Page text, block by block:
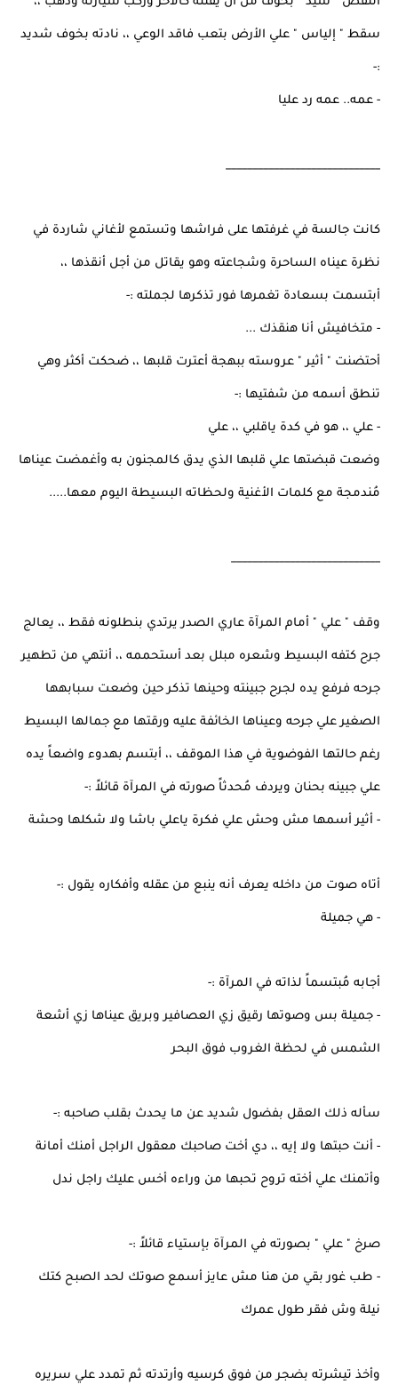
سقط " إلياس " علي الأرض بتعب فاقد الوعي ،، نادته بخوف شديد
:-
- عمه.. عمه رد عليا
_____________________________
كانت جالسة في غرفتها على فراشها وتستمع لأغاني شاردة في
نظرة عيناه الساحرة وشجاعته وهو يقاتل من أجل أنقذها ،،
أبتسمت بسعادة تغمرها فور تذكرها لجملته :-
- متخافيش أنا هنقذك ...
أحتضنت " أثير " عروسته ببهجة أعترت قلبها ،، ضحكت أكثر وهي
تنطق أسمه من شفتيها :-
- علي ،، هو في كدة ياقلبي ،، علي
وضعت قبضتها علي قلبها الذي يدق كالمجنون به وأغمضت عيناها
مُندمجة مع كلمات الأغنية ولحظاته البسيطة اليوم معها.....
____________________________
وقف " علي " أمام المرآة عاري الصدر يرتدي بنطلونه فقط ،، يعالج
جرح كتفه البسيط وشعره مبلل بعد أستحممه ،، أنتهي من تطهير
جرحه فرفع يده لجرح جبينته وحينها تذكر حين وضعت سبابهها
الصغير علي جرحه وعيناها الخائفة عليه ورقتها مع جمالها البسيط
رغم حالتها الفوضوية في هذا الموقف ،، أبتسم بهدوء واضعاً يده
علي جبينه بحنان ويردف مُحدثاً صورته في المرآة قائلاً :-
- أثير أسمها مش وحش علي فكرة ياعلي باشا ولا شكلها وحشة
أتاه صوت من داخله يعرف أنه ينبع من عقله وأفكاره يقول :-
- هي جميلة
أجابه مُبتسماً لذاته في المرآة :-
- جميلة بس وصوتها رقيق زي العصافير وبريق عيناها زي أشعة
الشمس في لحظة الغروب فوق البحر
سأله ذلك العقل بفضول شديد عن ما يحدث بقلب صاحبه :-
- أنت حبتها ولا إيه ،، دي أخت صاحبك معقول الراجل أمنك أمانة
وأتمنك علي أخته تروح تحبها من وراءه أخس عليك راجل ندل
صرخ " علي " بصورته في المرآة بإستياء قائلاً :-
- طب غور بقي من هنا مش عايز أسمع صوتك لحد الصبح كتك
نيلة وش فقر طول عمرك
وأخذ تيشرته بضجر من فوق كرسيه وأرتدته ثم تمدد علي سريره